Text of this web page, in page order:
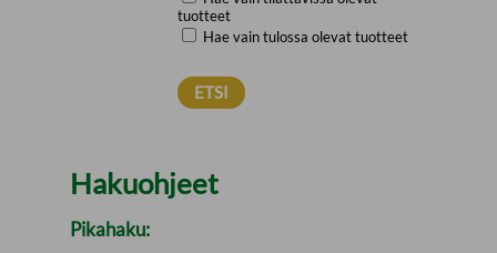
tuotteet
Hae vain tulossa olevat tuotteet
Hakuohjeet
Pikahaku: